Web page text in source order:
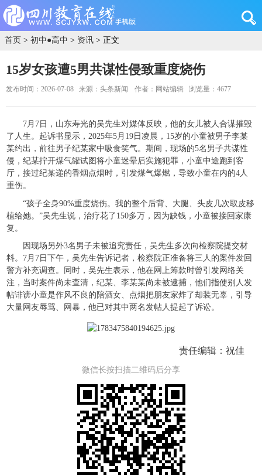
首页 > 初中●高中 > 资讯 > 正文
15岁女孩遭5男共谋性侵致重度烧伤
发布时间：2026-07-08 来源：头条新闻 作者：网站编辑 浏览量：4677
7月7日，山东寿光的吴先生对媒体反映，他的女儿被人合谋摧毁
了人生。起诉书显示，2025年5月19日凌晨，15岁的小童被男子李某
某约出，前往男子纪某家中吸食笑气。期间，现场的5名男子共谋性
侵，纪某拧开煤气罐试图将小童迷晕后实施犯罪，小童中途跑到客
厅，接过纪某递的香烟点烟时，引发煤气爆燃，导致小童在内的4人
重伤。
“孩子全身90%重度烧伤。我的整个后背、大腿、头皮几次取皮移
植给她。”吴先生说，治疗花了150多万，因为缺钱，小童被接回家康
复。
因现场另外3名男子未被追究责任，吴先生多次向检察院提交材
料。7月7日下午，吴先生告诉记者，检察院正准备将三人的案件发回
警方补充调查。同时，吴先生表示，他在网上筹款时曾引发网络关
注，当时案件尚未查清，纪某、李某某尚未被逮捕，他们指使别人发
帖诽谤小童是作风不良的陪酒女、点烟把朋友家炸了却装无辜，引导
大量网友辱骂、网暴，他已对其中两名发帖人提起了诉讼。
责任编辑：祝佳
微信长按扫描二维码后分享